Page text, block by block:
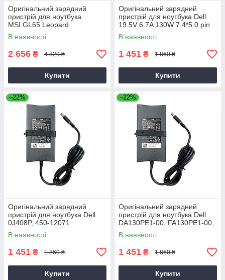
Оригінальний зарядний
пристрій для ноутбука
MSI GL65 Leopard
В наявності
2 656 ₴ 4 829 ₴
Купити
Оригінальний зарядний
пристрій для ноутбука Dell
19.5V 6.7A 130W 7.4*5.0 pin
Slim (PA-4E)
В наявності
1 451 ₴ 1 860 ₴
Купити
–22%
Оригінальний зарядний
пристрій для ноутбука Dell
0J408P, 450-12071
В наявності
1 451 ₴ 1 860 ₴
Купити
–22%
Оригінальний зарядний
пристрій для ноутбука Dell
DA130PE1-00, FA130PE1-00,
HA130PM160
В наявності
1 451 ₴ 1 860 ₴
Купити